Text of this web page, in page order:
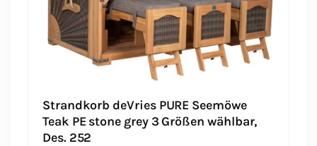
Strandkorb deVries PURE Seemöwe
Teak PE stone grey 3 Größen wählbar,
Des. 252